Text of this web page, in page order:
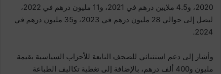
2020، و4.5 ملايين درهم في 2021، و11 مليون درهم في 2022،
ليصل إلى حوالي 28 مليون درهم في 2023، و35 مليون درهم في
2024.
وأشار إلى دعم استثنائي للصحف التابعة للأحزاب السياسية بقيمة
مليون و400 ألف درهم، بالإضافة إلى تغطية تكاليف الطباعة